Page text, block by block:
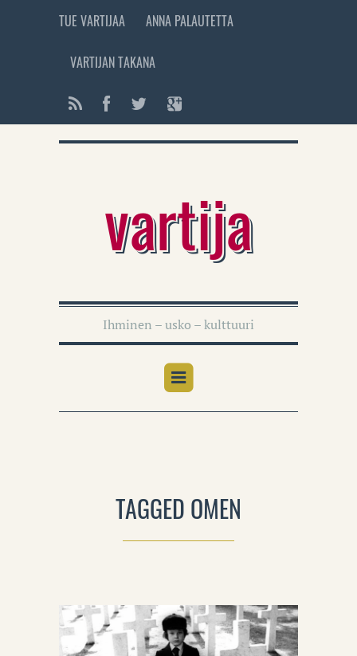
TUE VARTIJAA ANNA PALAUTETTA
VARTIJAN TAKANA
vartija
Ihminen – usko – kulttuuri
TAGGED OMEN